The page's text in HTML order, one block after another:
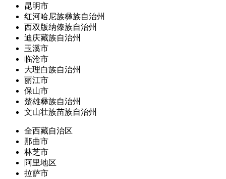
昆明市
红河哈尼族彝族自治州
西双版纳傣族自治州
迪庆藏族自治州
玉溪市
临沧市
大理白族自治州
丽江市
保山市
楚雄彝族自治州
文山壮族苗族自治州
全西藏自治区
那曲市
林芝市
阿里地区
拉萨市